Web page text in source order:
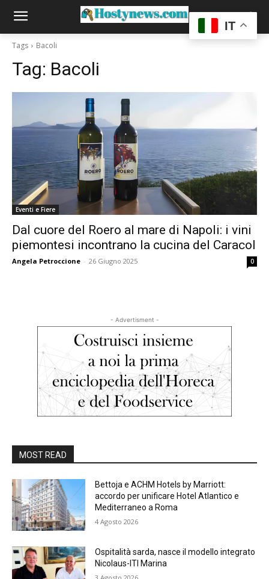
Tags Bacoli
Tag: Bacoli
Eventi e Fiere
Dal cuore del Roero al mare di Napoli: i vini
piemontesi incontrano la cucina del Caracol
Angela Petroccione - 26 Giugno 2025 0
- Advertisment -
MOST READ
Bettoja e ACHM Hotels by Marriott:
accordo per unificare Hotel Atlantico e
Mediterraneo a Roma
4 Agosto 2026
Ospitalità sarda, nasce il modello integrato
Nicolaus-ITI Marina
IT